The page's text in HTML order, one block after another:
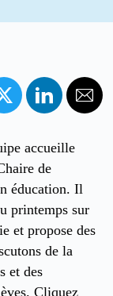
accueille
de
éducation. Il
printemps sur
et propose des
de la
et des
Cliquez